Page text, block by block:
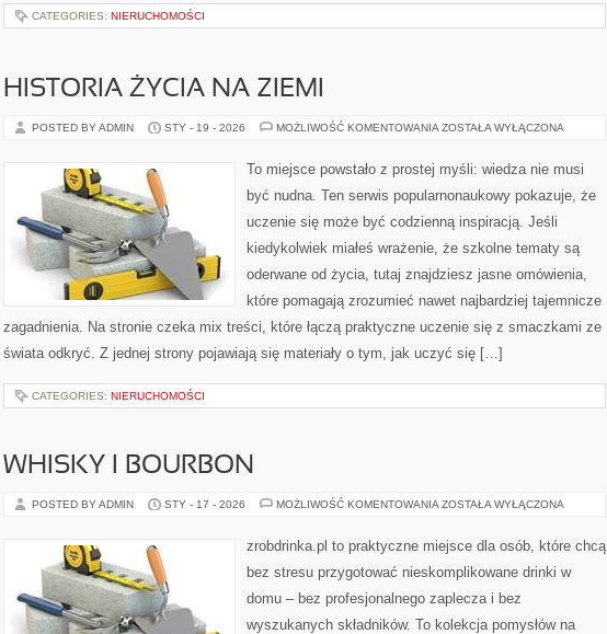
CATEGORIES: NIERUCHOMOŚCI
HISTORIA ŻYCIA NA ZIEMI
POSTED BY ADMIN STY - 19 - 2026 MOŻLIWOŚĆ KOMENTOWANIA HISTORIA
ZIEMI
ZOSTAŁA WYŁĄCZONA
To miejsce powstało z prostej myśli: wiedza nie musi
być nudna. Ten serwis popularnonaukowy pokazuje, że
uczenie się może być codzienną inspiracją. Jeśli
kiedykolwiek miałeś wrażenie, że szkolne tematy są
oderwane od życia, tutaj znajdziesz jasne omówienia,
które pomagają zrozumieć nawet najbardziej tajemnicze
zagadnienia. Na stronie czeka mix treści, które łączą praktyczne uczenie się z smaczkami ze
świata odkryć. Z jednej strony pojawiają się materiały o tym, jak uczyć się […]
CATEGORIES: NIERUCHOMOŚCI
WHISKY I BOURBON
POSTED BY ADMIN STY - 17 - 2026 MOŻLIWOŚĆ KOMENTOWANIA WHISKY
ZOSTAŁA WYŁĄCZONA
zrobdrinka.pl to praktyczne miejsce dla osób, które chcą
bez stresu przygotować nieskomplikowane drinki w
domu – bez profesjonalnego zaplecza i bez
wyszukanych składników. To kolekcja pomysłów na